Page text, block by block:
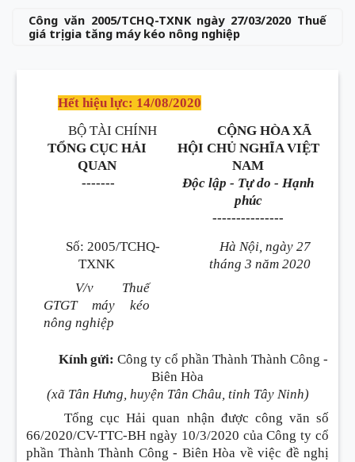
Công văn 2005/TCHQ-TXNK ngày 27/03/2020 Thuế
giá trị gia tăng máy kéo nông nghiệp
Hết hiệu lực: 14/08/2020
BỘ TÀI CHÍNH
TỔNG CỤC HẢI
QUAN
-------
CỘNG HÒA XÃ
HỘI CHỦ NGHĨA VIỆT
NAM
Độc lập - Tự do - Hạnh
phúc
---------------
Số: 2005/TCHQ-
TXNK
V/v Thuế
GTGT máy kéo
nông nghiệp
Hà Nội, ngày 27
tháng 3 năm 2020
Kính gửi: Công ty cổ phần Thành Thành Công -
Biên Hòa
(xã Tân Hưng, huyện Tân Châu, tỉnh Tây Ninh)
Tổng cục Hải quan nhận được công văn số
66/2020/CV-TTC-BH ngày 10/3/2020 của Công ty cổ
phần Thành Thành Công - Biên Hòa về việc đề nghị